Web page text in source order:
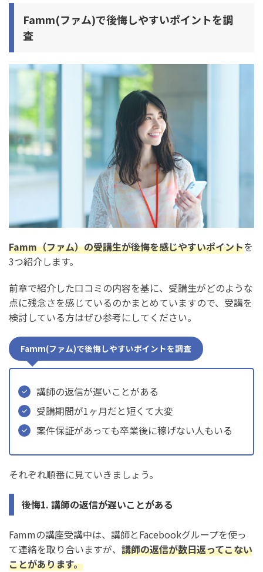
Famm(ファム)で後悔しやすいポイントを調
査
Famm（ファム）の受講生が後悔を感じやすいポイントを
3つ紹介します。
前章で紹介した口コミの内容を基に、受講生がどのような
点に残念さを感じているのかまとめていますので、受講を
検討している方はぜひ参考にしてください。
Famm(ファム)で後悔しやすいポイントを調査
講師の返信が遅いことがある
受講期間が1ヶ月だと短くて大変
案件保証があっても卒業後に稼げない人もいる
それぞれ順番に見ていきましょう。
後悔1. 講師の返信が遅いことがある
Fammの講座受講中は、講師とFacebookグループを使っ
て連絡を取り合いますが、 講師の返信が数日返ってこない
ことがあります。